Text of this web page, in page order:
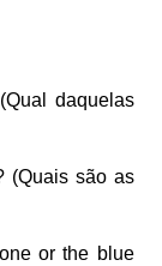
daquelas
(Quais são as
or the blue